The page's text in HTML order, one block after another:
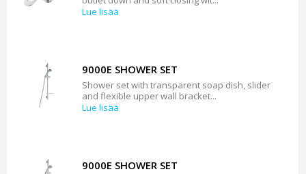
Lue lisää
9000E SHOWER SET
Shower set with transparent soap dish, slider
and flexible upper wall bracket...
Lue lisää
9000E SHOWER SET